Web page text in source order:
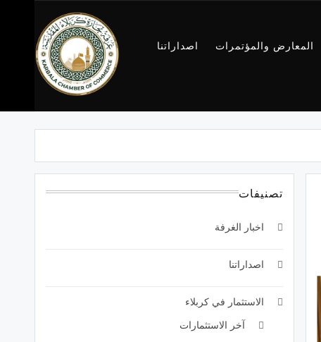
المعارض والمؤتمرات
اصداراتنا
غرفة تجارة
تصنيفات
اخبار الغرفة
اصداراتنا
الاستثمار في كربلاء
آخر الاستثمارات